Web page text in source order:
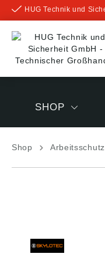
springen
HUG Technik und
SHOP
Shop Arbeitsschutz